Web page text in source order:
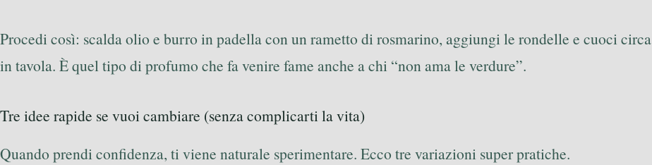
Procedi così: scalda olio e burro in padella con un rametto di rosmarino, aggiungi le rondelle e cuoci circa
in tavola. È quel tipo di profumo che fa venire fame anche a chi “non ama le verdure”.
Tre idee rapide se vuoi cambiare (senza complicarti la vita)
Quando prendi confidenza, ti viene naturale sperimentare. Ecco tre variazioni super pratiche.